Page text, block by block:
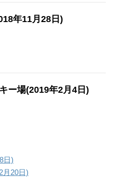
年11月28日)
ー場(2019年2月4日)
日)
月20日)